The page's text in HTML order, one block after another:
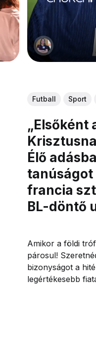
Futball Sport
„Elsőként
Élő
tanúságot
francia
BL-döntő
Amikor a földi
párosul!
bizonyságot a
legértékesebb